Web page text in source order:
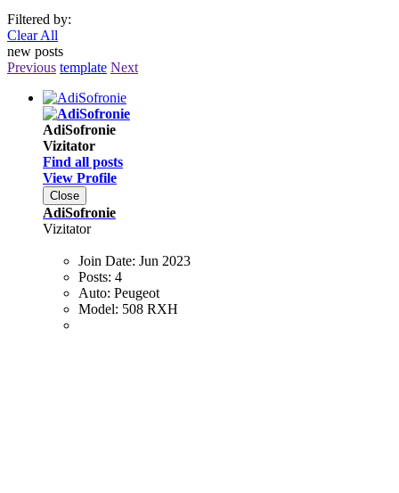
Filtered by:
Clear All
new posts
Previous template Next
AdiSofronie
Vizitator
Find all posts
View Profile
Close
AdiSofronie
Vizitator
Join Date: Jun 2023
Posts: 4
Auto: Peugeot
Model: 508 RXH